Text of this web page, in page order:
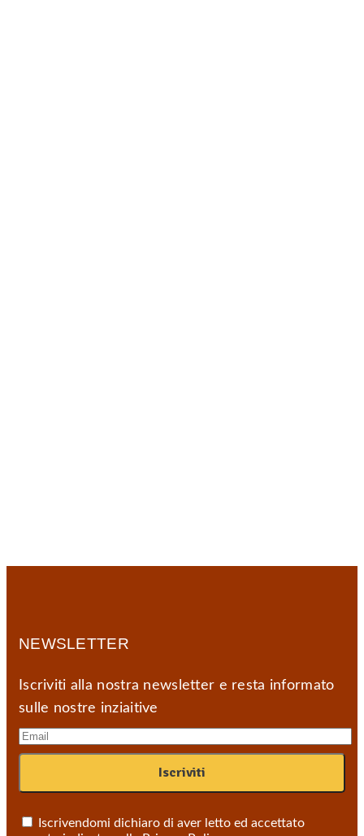
NEWSLETTER
Iscriviti alla nostra newsletter e resta informato
sulle nostre inziaitive
Iscrivendomi dichiaro di aver letto ed accettato